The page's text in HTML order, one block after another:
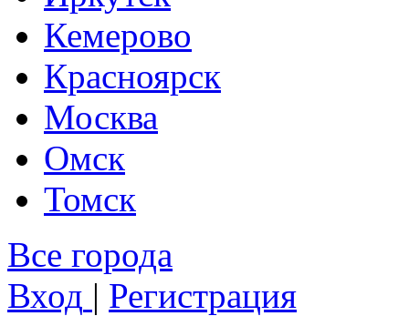
Кемерово
Красноярск
Москва
Омск
Томск
Все города
Вход | Регистрация